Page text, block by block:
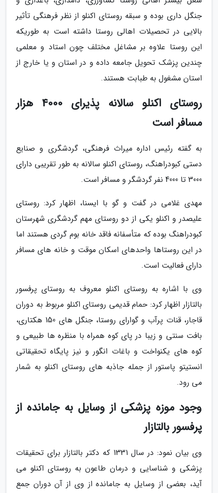
جنگل داری بوده و سبقه روستای اکنلو از نظر فرهنگی تأثیر
بالایی در تحصیلات اهالی روستا داشته است به طوریکه
این روستا علاوه بر مشاغل مختلف چون استاد و معلمی
چندین پزشک تحویل جامعه داده و در استان و یا خارج از
استان مشغول به طبابت هستند.
روستای اکنلو سالانه پذیرای 4000 هزار
مسافر است
به گفته رئیس اداره میراث فرهنگی، گردشگری و صنایع
دستی کبودراهنگ، روستای اکنلو سالانه به طور تقریبی دارای
3000 تا 4000 نفر گردشگر و مسافر است.
مهدی غلامی در گفت و گو با ایسنا، اظهار کرد: روستای
علیصدر و اکنلو یکی از دو روستای مهم گردشگری شهرستان
کبودراهنگ بوده که متأسفانه فاقد خانه بوم گردی هستند اما
در این روستاها واحدهای اسکان موقت و خانه های مسافر
دارای فعالیت است.
وی با اشاره به روستای اکنلو معروف به روستای پرفسور
بالتازار اظهار کرد: حمام قدیمی روستای اکنلو مربوط به دوران
قاجار، قنات پرآب و گوارای روستا، جنگل های 150 هکتاری،
بافت سنتی و زیبا در پای کوه همراه با منظره ها طبیعی و
کوه های یکنواخت و باغات انگور و نیز پایگاه تحقیقاتی
انستیتو پاستور از جمله جاذبه های روستای اکنلو به شمار
می رود.
وجود موزه پزشکی از وسایل به جامانده از
پرفسور بالتازار
وی بیان نمود: در سال 1331 که دکتر بالتازار برای تحقیقات
پزشکی و شناسایی و درمان طاعون به روستای اکنلو می
آید، بعضی از وسایل به جامانده از وی از آن دوران جمع